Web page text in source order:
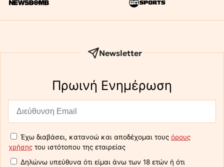
Newsletter
Πρωινή Eνημέρωση
Έχω διαβάσει, κατανοώ και αποδέχομαι τους όρους
χρήσης του ιστότοπου της εταιρείας
Δηλώνω υπεύθυνα ότι είμαι άνω των 18 ετών ή ότι